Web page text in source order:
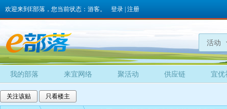
欢迎来到E部落，您当前状态：游客。 登录 注册
活动
我的部落 来宜网络 聚活动 供应链 宜优
关注该贴 只看楼主